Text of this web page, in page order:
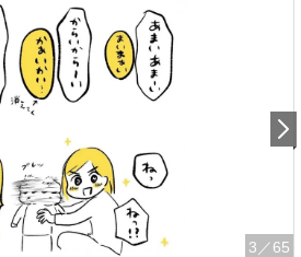
3 ／65